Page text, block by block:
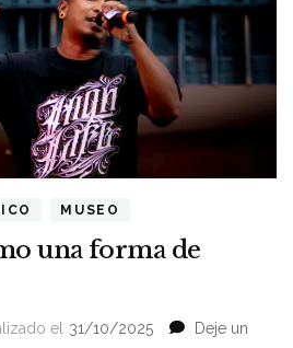
MUSEO
una forma de
el 31/10/2025
Deje un